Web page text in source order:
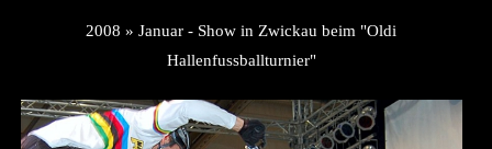
2008 » Januar - Show in Zwickau beim "Oldi
Hallenfussballturnier"